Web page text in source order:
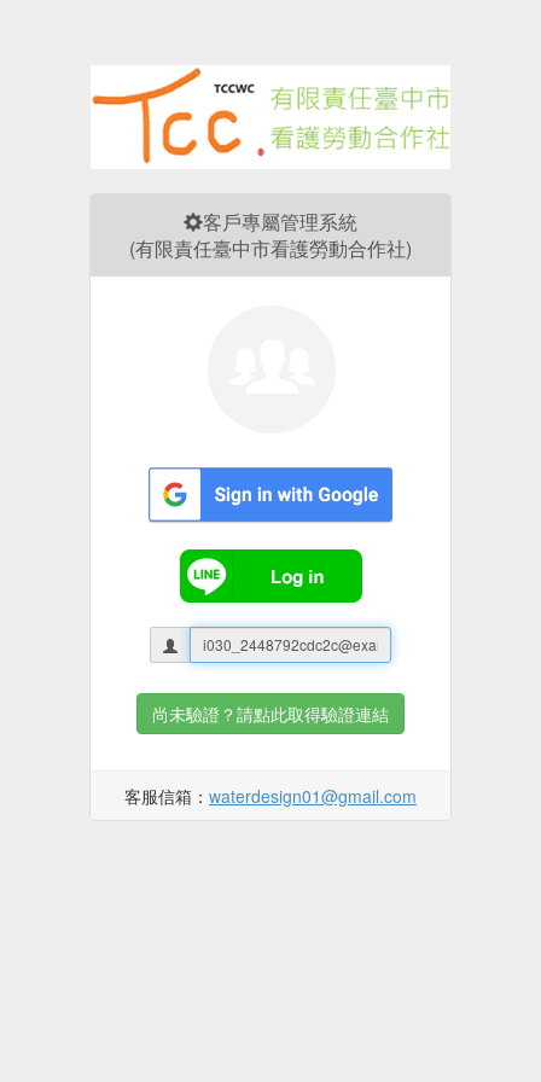
客戶專屬管理系統
(有限責任臺中市看護勞動合作社)
尚未驗證？請點此取得驗證連結
客服信箱： waterdesign01@gmail.com